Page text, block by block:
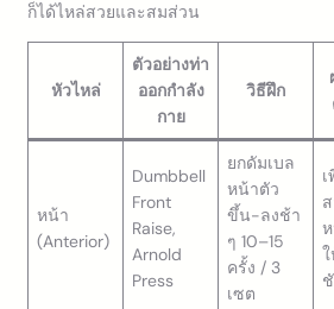
ก็ได้ไหล่สวยและสมส่วน
หัวไหล่
ตัวอย่างท่า
ออกกำลัง
กาย
วิธีฝึก
หน้า
(Anterior)
Dumbbell
Front
Raise,
Arnold
Press
ยกดัมเบล
หน้าตัว
ขึ้น-ลงช้า
ๆ 10–15
ครั้ง / 3
เซต